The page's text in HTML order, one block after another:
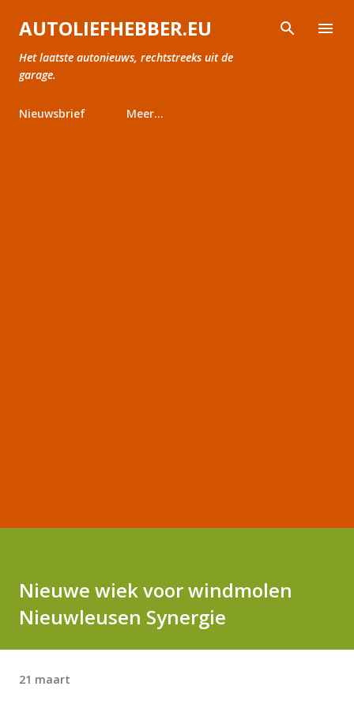
Doorgaan naar hoofdcontent
AUTOLIEFHEBBER.EU
Het laatste autonieuws, rechtstreeks uit de
garage.
Nieuwsbrief Meer…
Nieuwe wiek voor windmolen
Nieuwleusen Synergie
21 maart